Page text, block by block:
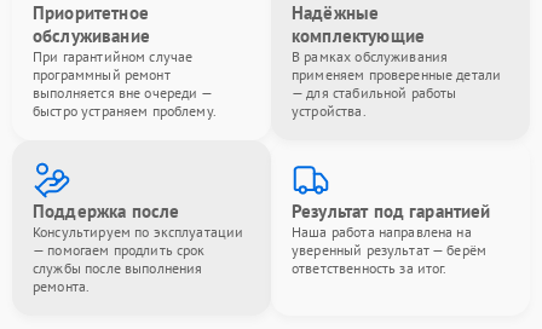
Приоритетное
обслуживание
При гарантийном случае
программный ремонт
выполняется вне очереди —
быстро устраняем проблему.
Надёжные
комплектующие
В рамках обслуживания
применяем проверенные детали
— для стабильной работы
устройства.
Поддержка после
Консультируем по эксплуатации
— помогаем продлить срок
службы после выполнения
ремонта.
Результат под гарантией
Наша работа направлена на
уверенный результат — берём
ответственность за итог.